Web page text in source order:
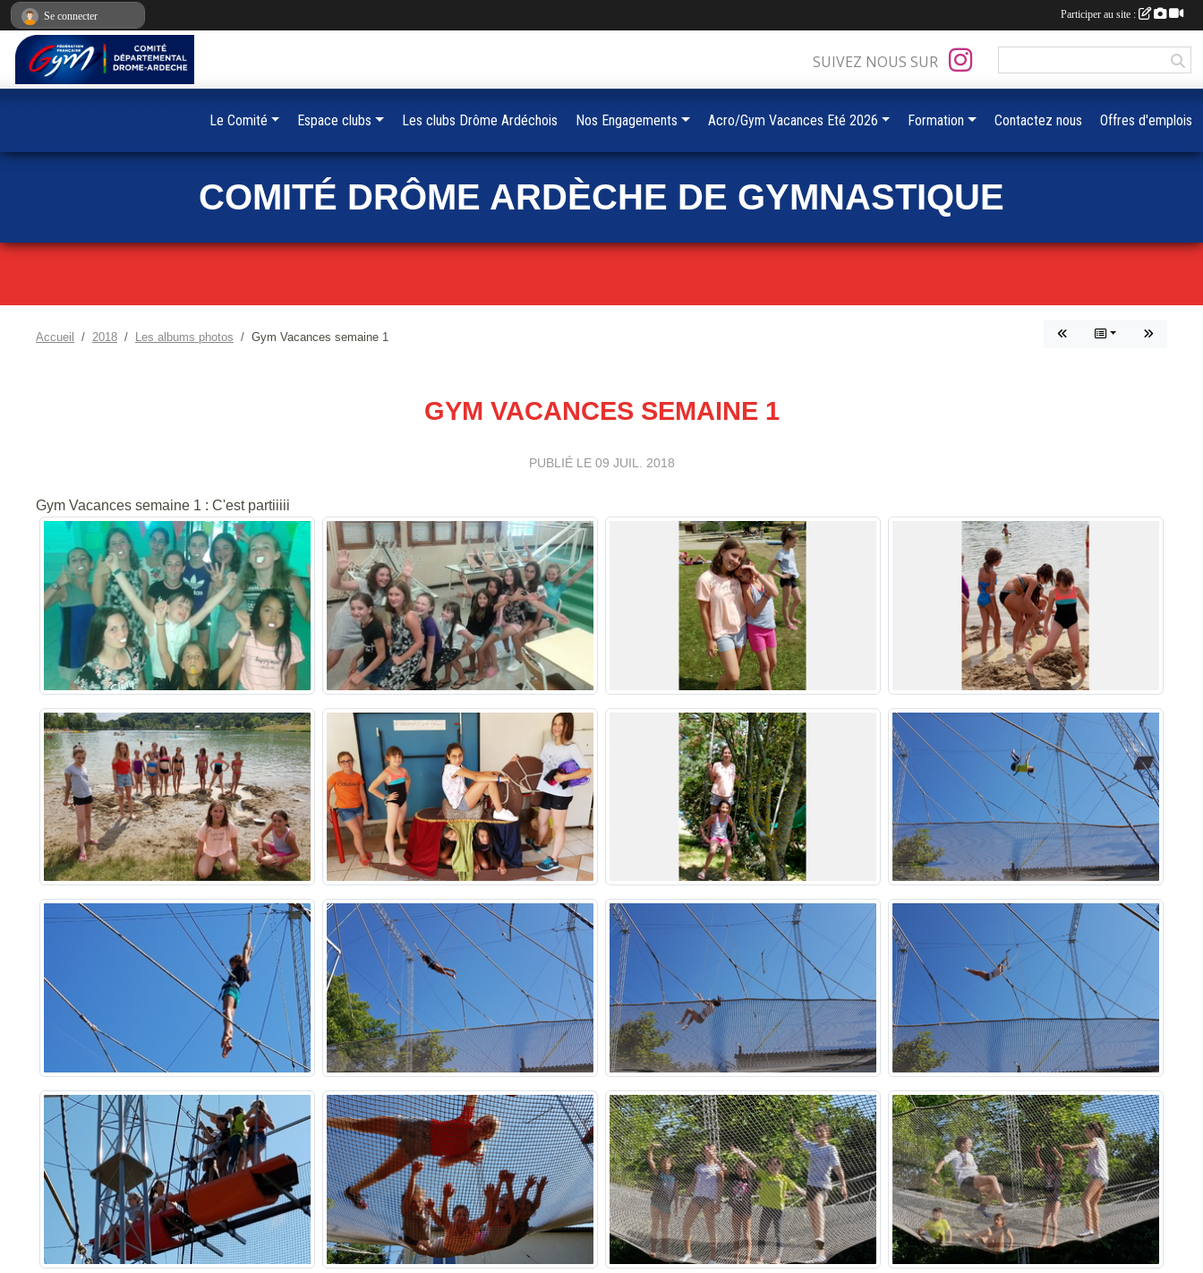
COMITÉ DRÔME ARDÈCHE DE GYMNASTIQUE
Accueil 2018 Les albums photos Gym Vacances semaine 1
GYM VACANCES SEMAINE 1
PUBLIÉ LE 09 JUIL. 2018
Gym Vacances semaine 1 : C'est partiiiii
SUIVEZ NOUS SUR
Le Comité Espace clubs Les clubs Drôme Ardéchois Nos Engagements Acro/Gym Vacances Eté 2026 Formation Contactez nous Offres d'emplois
Se connecter Participer au site :
Panneau de gestion des cookies